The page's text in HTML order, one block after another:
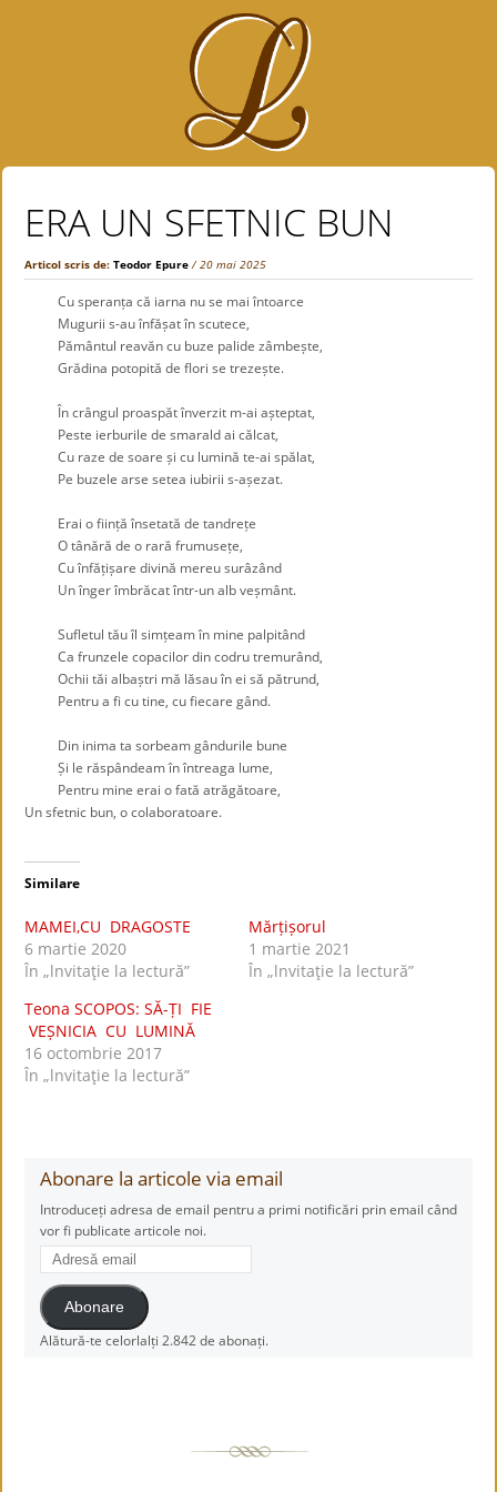
ERA UN SFETNIC BUN
Articol scris de:Teodor Epure / 20 mai 2025
Cu speranța că iarna nu se mai întoarce
Mugurii s-au înfășat în scutece,
Pământul reavăn cu buze palide zâmbește,
Grădina potopită de flori se trezește.
În crângul proaspăt înverzit m-ai așteptat,
Peste ierburile de smarald ai călcat,
Cu raze de soare și cu lumină te-ai spălat,
Pe buzele arse setea iubirii s-așezat.
Erai o ființă însetată de tandrețe
O tânără de o rară frumusețe,
Cu înfățișare divină mereu surâzând
Un înger îmbrăcat într-un alb veșmânt.
Sufletul tău îl simțeam în mine palpitând
Ca frunzele copacilor din codru tremurând,
Ochii tăi albaștri mă lăsau în ei să pătrund,
Pentru a fi cu tine, cu fiecare gând.
Din inima ta sorbeam gândurile bune
Și le răspândeam în întreaga lume,
Pentru mine erai o fată atrăgătoare,
Un sfetnic bun, o colaboratoare.
Similare
MAMEI,CU DRAGOSTE
6 martie 2020
În „lnvitaţie la lectură”
Mărțișorul
1 martie 2021
În „lnvitaţie la lectură”
Teona SCOPOS: SĂ-ȚI FIE
VEȘNICIA CU LUMINĂ
16 octombrie 2017
În „lnvitaţie la lectură”
Abonare la articole via email
Introduceți adresa de email pentru a primi notificări prin email când
vor fi publicate articole noi.
Adresă
email
Abonare
Alătură-te celorlalți 2.842 de abonați.